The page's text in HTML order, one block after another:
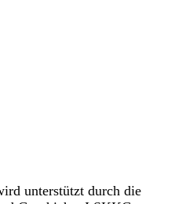
unterstützt durch die